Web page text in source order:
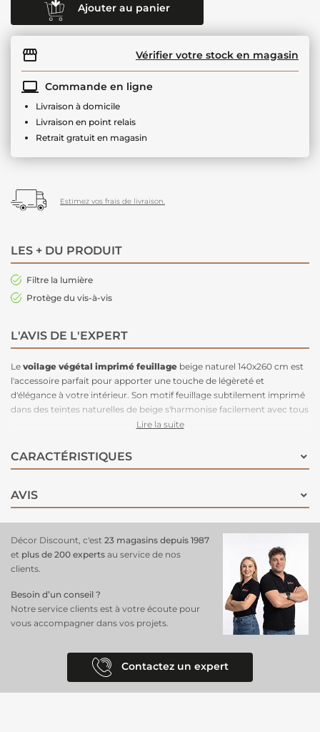
Ajouter au panier
Vérifier votre stock en magasin
Commande en ligne
Livraison à domicile
Livraison en point relais
Retrait gratuit en magasin
Estimez vos frais de livraison.
LES + DU PRODUIT
Filtre la lumière
Protège du vis-à-vis
L'AVIS DE L'EXPERT
Le voilage végétal imprimé feuillage beige naturel 140x260 cm est
l'accessoire parfait pour apporter une touche de légèreté et
d'élégance à votre intérieur. Son motif feuillage subtilement imprimé
dans des teintes naturelles de beige s'harmonise facilement avec tous
les styles de décoration, créant une ambiance à la fois apaisante et
préservant votre intimité, idéal pour les salons, chambres ou
bureaux. Ses dimensions généreuses de 140x260 cm s'adaptent aux
Lire la suite
CARACTÉRISTIQUES
AVIS
Décor Discount, c'est 23 magasins depuis 1987
et plus de 200 experts au service de nos
clients.
Besoin d’un conseil ?
Notre service clients est à votre écoute pour
vous accompagner dans vos projets.
Contactez un expert